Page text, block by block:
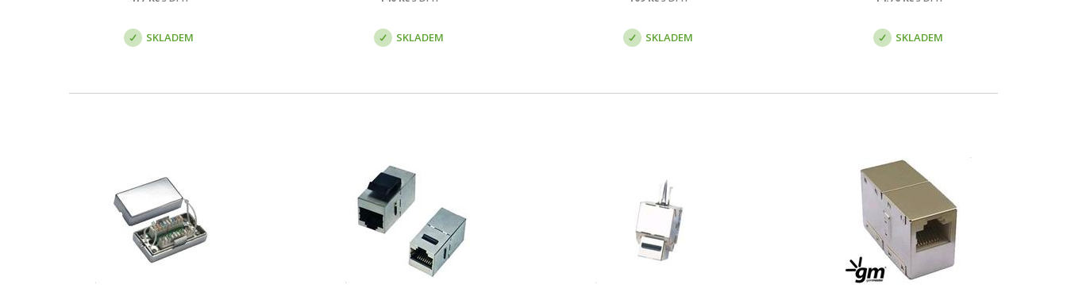
SKLADEM SKLADEM SKLADEM SKLADEM